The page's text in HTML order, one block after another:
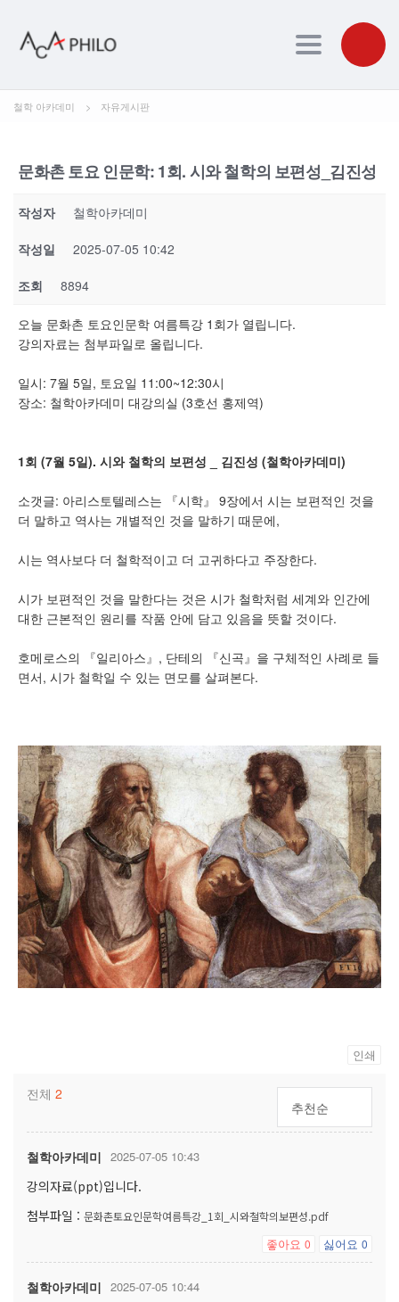
Toggle
철학 아카데미 > 자유게시판
문화촌 토요 인문학: 1회. 시와 철학의 보편성_김진성
작성자 철학아카데미
작성일 2025-07-05 10:42
조회 8894
오늘 문화촌 토요인문학 여름특강 1회가 열립니다.
강의자료는 첨부파일로 올립니다.
일시: 7월 5일, 토요일 11:00~12:30시
장소: 철학아카데미 대강의실 (3호선 홍제역)
1회 (7월 5일). 시와 철학의 보편성 _ 김진성 (철학아카데미)
소갯글: 아리스토텔레스는 『시학』 9장에서 시는 보편적인 것을
더 말하고 역사는 개별적인 것을 말하기 때문에,
시는 역사보다 더 철학적이고 더 고귀하다고 주장한다.
시가 보편적인 것을 말한다는 것은 시가 철학처럼 세계와 인간에
대한 근본적인 원리를 작품 안에 담고 있음을 뜻할 것이다.
호메로스의 『일리아스』, 단테의 『신곡』을 구체적인 사례로 들
면서, 시가 철학일 수 있는 면모를 살펴본다.
인쇄
전체 2
추천순
철학아카데미 2025-07-05 10:43
강의자료(ppt)입니다.
첨부파일 : 문화촌토요인문학여름특강_1회_시와철학의보편성.pdf
좋아요 0 싫어요 0
철학아카데미 2025-07-05 10:44